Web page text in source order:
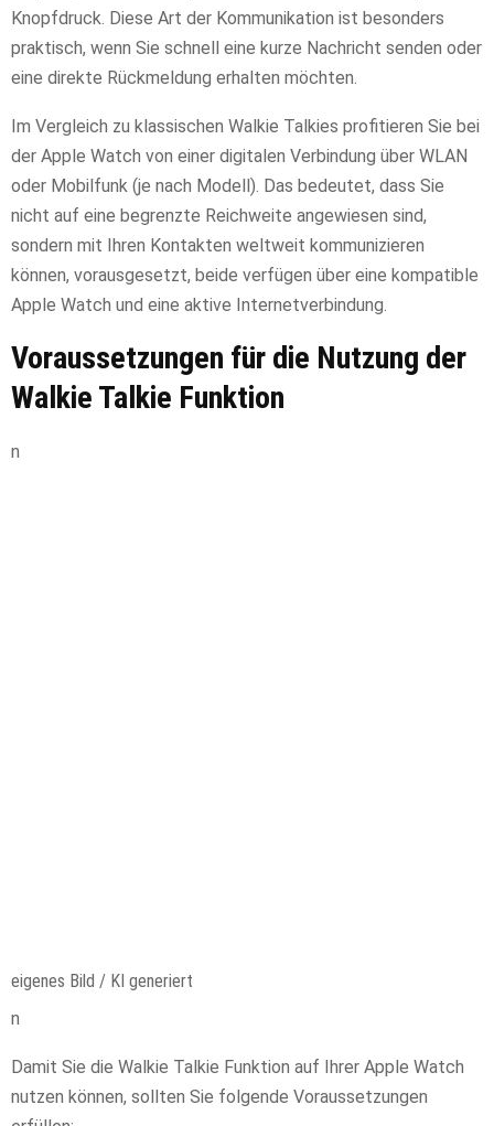
Knopfdruck. Diese Art der Kommunikation ist besonders
praktisch, wenn Sie schnell eine kurze Nachricht senden oder
eine direkte Rückmeldung erhalten möchten.
Im Vergleich zu klassischen Walkie Talkies profitieren Sie bei
der Apple Watch von einer digitalen Verbindung über WLAN
oder Mobilfunk (je nach Modell). Das bedeutet, dass Sie
nicht auf eine begrenzte Reichweite angewiesen sind,
sondern mit Ihren Kontakten weltweit kommunizieren
können, vorausgesetzt, beide verfügen über eine kompatible
Apple Watch und eine aktive Internetverbindung.
Voraussetzungen für die Nutzung der
Walkie Talkie Funktion
n
eigenes Bild / KI generiert
n
Damit Sie die Walkie Talkie Funktion auf Ihrer Apple Watch
nutzen können, sollten Sie folgende Voraussetzungen